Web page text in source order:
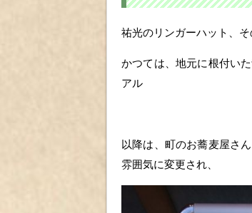
祐光のリンガーハット、
かつては、地元に根付い
アル
以降は、町のお蕎麦屋さ
雰囲気に変更され、